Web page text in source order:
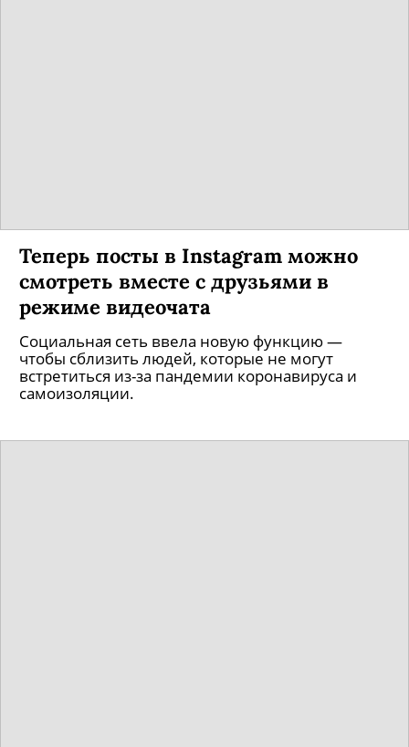
Теперь посты в Instagram можно
смотреть вместе с друзьями в
режиме видеочата
Социальная сеть ввела новую функцию —
чтобы сблизить людей, которые не могут
встретиться из-за пандемии коронавируса и
самоизоляции.